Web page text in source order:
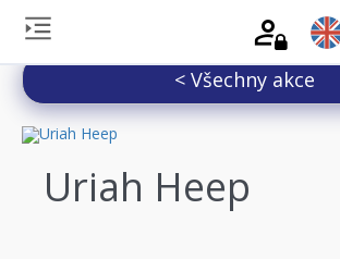
< Všechny akce
Uriah Heep